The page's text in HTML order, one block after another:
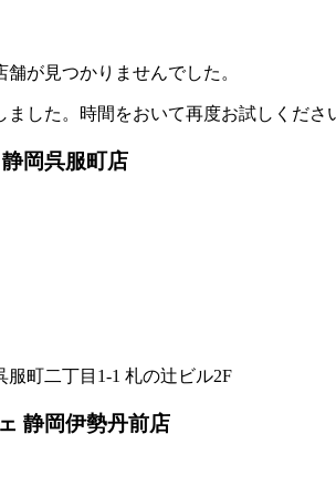
が見つかりませんでした。
ました。時間をおいて再度お試しくださ
岡呉服町店
服町二丁目1-1 札の辻ビル2F
静岡伊勢丹前店